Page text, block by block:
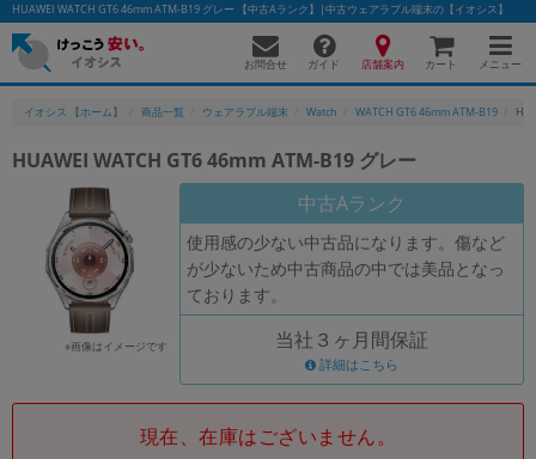
HUAWEI WATCH GT6 46mm ATM-B19 グレー 【中古Aランク】|中古ウェアラブル端末の【イオシス】
お問合せ ガイド 店舗案内 カート メニュー
イオシス 【ホーム】 商品一覧 ウェアラブル端末 Watch WATCH GT6 46mm ATM-B19
HUAWEI WATCH GT6 46mm ATM-B19 グレー
※画像はイメージです
中古Aランク
使用感の少ない中古品になります。傷など
が少ないため中古商品の中では美品となっ
ております。
当社３ヶ月間保証
詳細はこちら
現在、在庫はございません。
かんたんパソコン検索に切り替える
フリーワード
除外ワード
カテゴリー
商品ジャンルの絞り込み
「スマートフォン」「タブレット」など